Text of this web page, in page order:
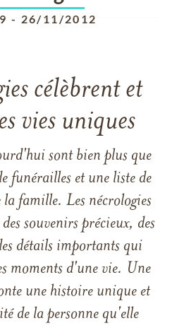
- 26/11/2012
célèbrent et
vies uniques
sont bien plus que
funérailles et une liste de
la famille. Les nécrologies
souvenirs précieux, des
détails importants qui
moments d'une vie. Une
une histoire unique et
de la personne qu'elle